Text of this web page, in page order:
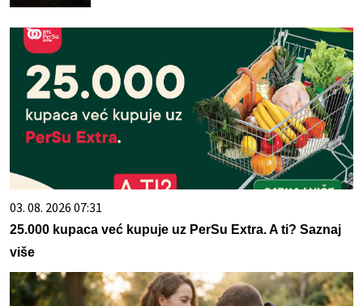
03. 08. 2026 07:31
25.000 kupaca već kupuje uz PerSu Extra. A ti? Saznaj
više